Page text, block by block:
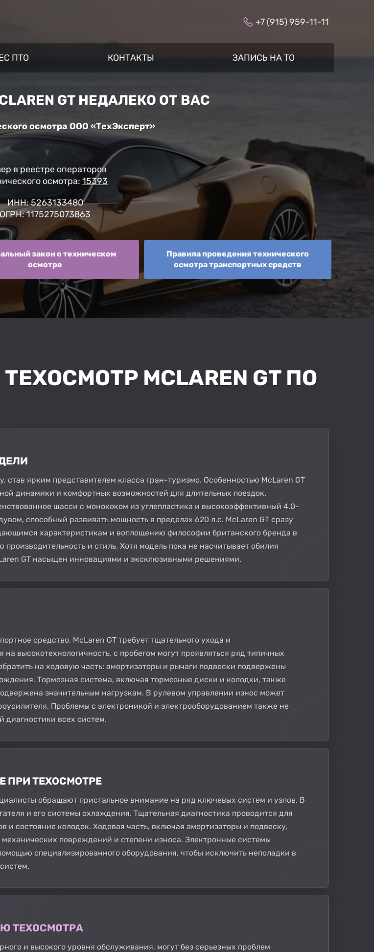
+7 (915) 959-11-11
ПТО КОНТАКТЫ ЗАПИСЬ НА ТО
GT НЕДАЛЕКО ОТ ВАС
осмотра ООО «ТехЭксперт»
в реестре операторов
осмотра: 15393
ИНН: 5263133480
ОГРН: 1175275073863
закон о техническом
осмотре
Правила проведения технического
осмотра транспортных средств
MCLAREN GT ПО
став ярким представителем класса гран-туризмо. Особенностью McLaren GT
динамики и комфортных возможностей для длительных поездок.
шасси с монококом из углепластика и высокоэффективный 4.0-
способный развивать мощность в пределах 620 л.с. McLaren GT сразу
характеристикам и воплощению философии британского бренда в
и стиль. Хотя модель пока не насчитывает обилия
GT насыщен инновациями и эксклюзивными решениями.
средство, McLaren GT требует тщательного ухода и
высокотехнологичность, с пробегом могут проявляться ряд типичных
на ходовую часть: амортизаторы и рычаги подвески подвержены
Тормозная система, включая тормозные диски и колодки, также
значительным нагрузкам. В рулевом управлении износ может
Проблемы с электроникой и электрооборудованием также не
диагностики всех систем.
ПРИ ТЕХОСМОТРЕ
обращают пристальное внимание на ряд ключевых систем и узлов. В
и его системы охлаждения. Тщательная диагностика проводится для
и состояние колодок. Ходовая часть, включая амортизаторы и подвеску,
повреждений и степени износа. Электронные системы
специализированного оборудования, чтобы исключить неполадки в
ТЕХОСМОТРА
и высокого уровня обслуживания, могут без серьезных проблем